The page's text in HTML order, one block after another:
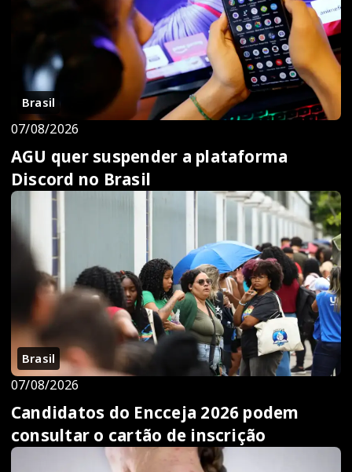
Brasil
07/08/2026
AGU quer suspender a plataforma
Discord no Brasil
Brasil
07/08/2026
Candidatos do Encceja 2026 podem
consultar o cartão de inscrição